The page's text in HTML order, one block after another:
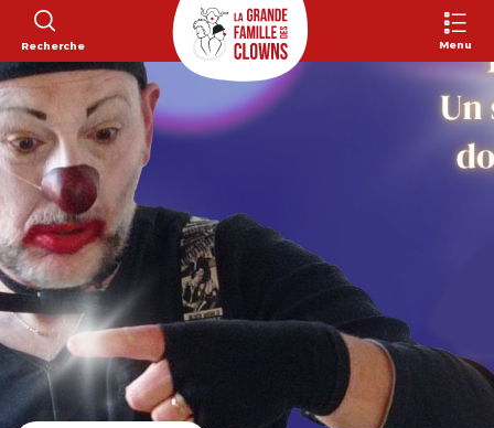
Recherche Menu